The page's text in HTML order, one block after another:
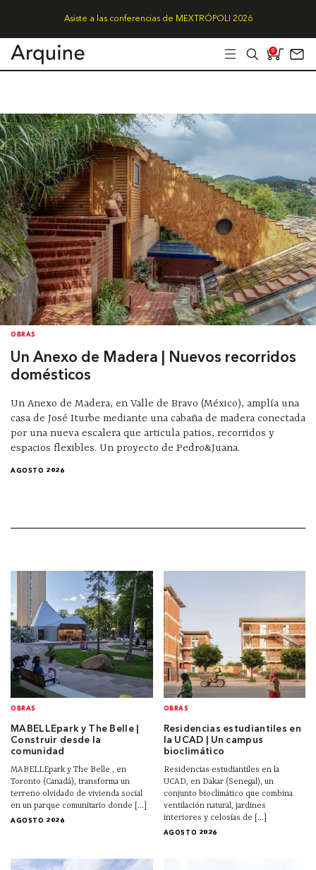
Asiste a las conferencias de MEXTRÓPOLI 2026
0
OBRAS
Un Anexo de Madera | Nuevos recorridos
domésticos
Un Anexo de Madera, en Valle de Bravo (México), amplía una
casa de José Iturbe mediante una cabaña de madera conectada
por una nueva escalera que articula patios, recorridos y
espacios flexibles. Un proyecto de Pedro&Juana.
AGOSTO 2026
OBRAS
MABELLEpark y The Belle |
Construir desde la
comunidad
MABELLEpark y The Belle , en
Toronto (Canadá), transforma un
terreno olvidado de vivienda social
en un parque comunitario donde [...]
AGOSTO 2026
OBRAS
Residencias estudiantiles en
la UCAD | Un campus
bioclimático
Residencias estudiantiles en la
UCAD, en Dakar (Senegal), un
conjunto bioclimático que combina
ventilación natural, jardines
interiores y celosías de [...]
AGOSTO 2026